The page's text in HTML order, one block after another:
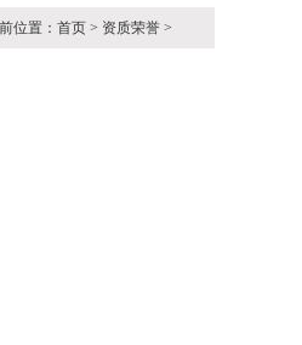
位置：首页 > 资质荣誉 >